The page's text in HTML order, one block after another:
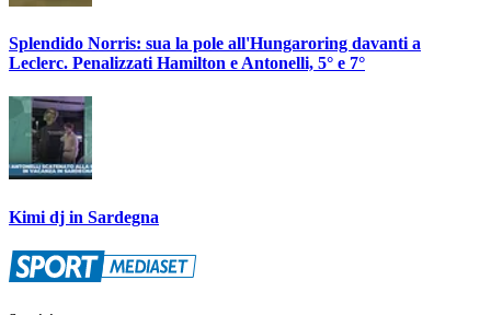
Splendido Norris: sua la pole all'Hungaroring davanti a
Leclerc. Penalizzati Hamilton e Antonelli, 5° e 7°
Kimi dj in Sardegna